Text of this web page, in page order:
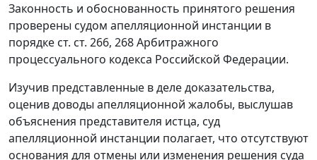
Законность и обоснованность принятого решения
проверены судом апелляционной инстанции в
порядке ст. ст. 266, 268Арбитражного
процессуального кодекса Российской Федерации.
Изучив представленные в деле доказательства,
оценив доводы апелляционной жалобы, выслушав
объяснения представителя истца, суд
апелляционной инстанции полагает, что отсутствуют
основания для отмены или изменения решения суда